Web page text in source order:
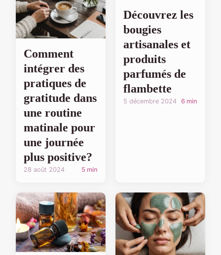
Comment
intégrer des
pratiques de
gratitude dans
une routine
matinale pour
une journée
plus positive?
28 août 2024 5 min
Découvrez les
bougies
artisanales et
produits
parfumés de
flambette
5 décembre 2024 6 min